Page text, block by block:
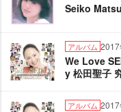
Seiko
アルバム
We Love
y 松田聖子
アルバム